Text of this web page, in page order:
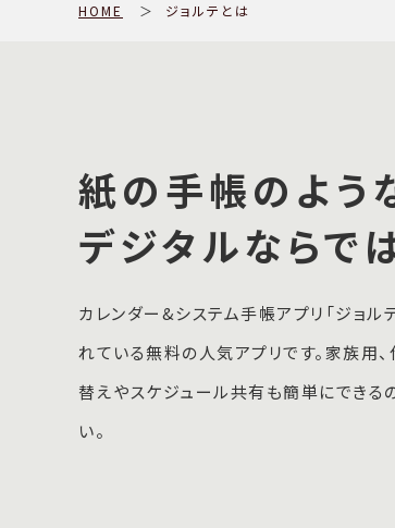
HOME ＞ ジョルテとは
紙の手帳のよう
デジタルならで
カレンダー&システム手帳アプリ「ジョル
れている無料の人気アプリです。家族用
替えやスケジュール共有も簡単にできる
い。